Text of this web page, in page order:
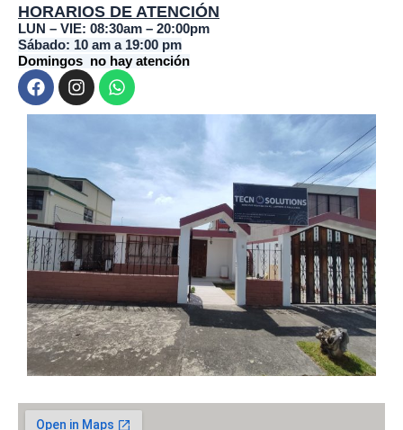
HORARIOS DE ATENCIÓN
LUN – VIE: 08:30am – 20:00pm
Sábado: 10 am a 19:00 pm
Domingos no hay atención
F
a
c
o
o
k
I
n
s
r
a
m
W
h
a
a